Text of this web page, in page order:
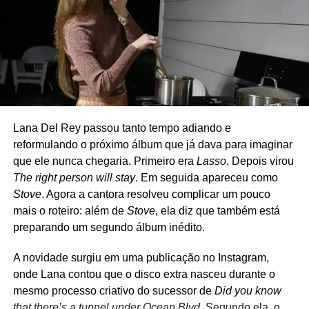
um livro bem grande, bem variado (da MPB mais regional
à pós-disco music) e bem honesto, como a música de
1979.
(Fotos: Aline Haluch)
formação original contava com Billie Joe Armstrong (voz e
guitarra), Mike Dirnt (baixo e voz), Jason White (guitarra),
Bill Schneider (baixo) e Chris Dugan (bateria) – Mike e
Jason são os únicos que fazem parte também do Green
Day, sendo que Jason atua como músico de turnê. Nos
últimos anos, porém, Dirnt deixou de participar dos
shows, e o The Coverups passou a atuar como quarteto.
O repertório é uma carta de amor ao rock e ao punk.
Clássicos de Ramones, David Bowie, The Clash, Cheap
Trick, Joan Jett, Tom Petty, Misfits, Nirvana, Rolling
Stones e até Strokes costumam aparecer nas
apresentações, que muitas vezes são anunciadas poucas
horas antes de acontecer. Diferentemente de outros
The Longshot, o The Coverups nunca teve a intenção de
gravar músicas próprias. A proposta é apenas revisitar
clássicos em um ambiente intimista, recriando um pouco
da atmosfera dos primeiros dias do Green Day nos clubes
Lana Del Rey passou tanto tempo adiando e
reformulando o próximo álbum que já dava para imaginar
que ele nunca chegaria. Primeiro era Lasso. Depois virou
The right person will stay. Em seguida apareceu como
Stove. Agora a cantora resolveu complicar um pouco
mais o roteiro: além de Stove, ela diz que também está
preparando um segundo álbum inédito.
A novidade surgiu em uma publicação no Instagram,
onde Lana contou que o disco extra nasceu durante o
mesmo processo criativo do sucessor de Did you know